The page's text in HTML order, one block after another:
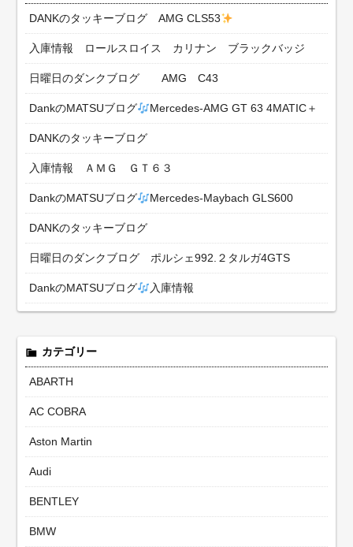
DANKのタッキーブログ AMG CLS53
入庫情報 ロールスロイス カリナン ブラックバッジ
日曜日のダンクブログ AMG C43
DankのMATSUブログ Mercedes-AMG GT 63 4MATIC＋
DANKのタッキーブログ
入庫情報 ＡＭＧ ＧＴ６３
DankのMATSUブログ Mercedes-Maybach GLS600
DANKのタッキーブログ
日曜日のダンクブログ ポルシェ992.２タルガ4GTS
DankのMATSUブログ 入庫情報
カテゴリー
ABARTH
AC COBRA
Aston Martin
Audi
BENTLEY
BMW